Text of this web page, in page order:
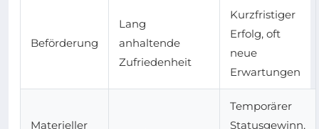
Beförderung
Lang
anhaltende
Zufriedenheit
Kurzfristiger
Erfolg, oft
neue
Erwartungen
Materieller
Temporärer
Statusgewinn,